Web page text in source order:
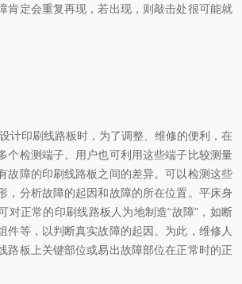
肯定会重复再现，若出现，则敲击处很可能就
计印刷线路板时，为了调整、维修的便利，在
个检测端子。用户也可利用这些端子比较测量
故障的印刷线路板之间的差异。可以检测这些
，分析故障的起因和故障的所在位置。平床身
对正常的印刷线路板人为地制造“故障”，如断
件等，以判断真实故障的起因。为此，维修人
路板上关键部位或易出故障部位在正常时的正